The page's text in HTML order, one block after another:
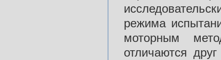
режима
моторным
отличаются